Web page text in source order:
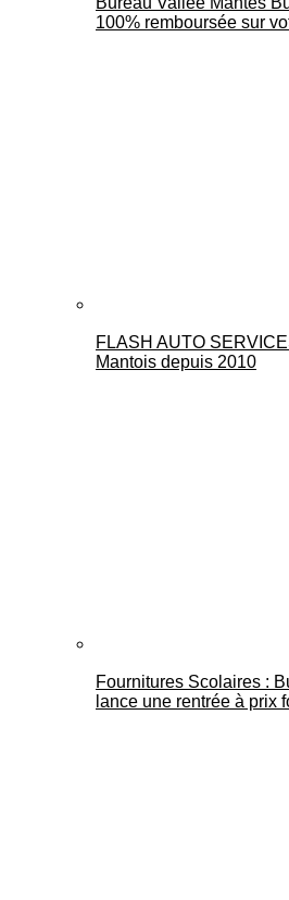
100% remboursée sur
FLASH AUTO
Mantois depuis 2010
Fournitures Scolaires :
lance une rentrée à prix